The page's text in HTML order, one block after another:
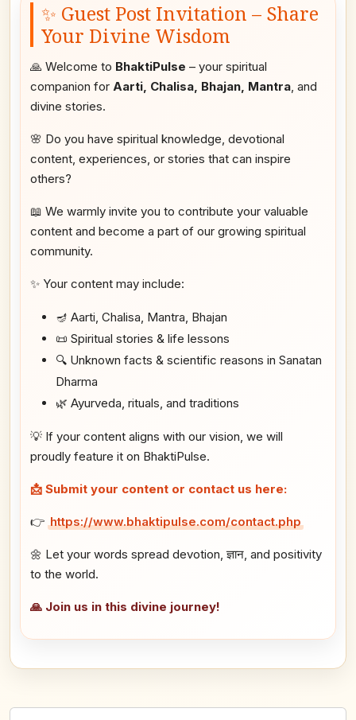
✨ Guest Post Invitation – Share
Your Divine Wisdom
🙏 Welcome to BhaktiPulse – your spiritual
companion for Aarti, Chalisa, Bhajan, Mantra, and
divine stories.
🌸 Do you have spiritual knowledge, devotional
content, experiences, or stories that can inspire
others?
📖 We warmly invite you to contribute your valuable
content and become a part of our growing spiritual
community.
✨ Your content may include:
🪔 Aarti, Chalisa, Mantra, Bhajan
📜 Spiritual stories & life lessons
🔍 Unknown facts & scientific reasons in Sanatan
Dharma
🌿 Ayurveda, rituals, and traditions
💡 If your content aligns with our vision, we will
proudly feature it on BhaktiPulse.
📩 Submit your content or contact us here:
👉 https://www.bhaktipulse.com/contact.php
🌼 Let your words spread devotion, ज्ञान, and positivity
to the world.
🙏 Join us in this divine journey!